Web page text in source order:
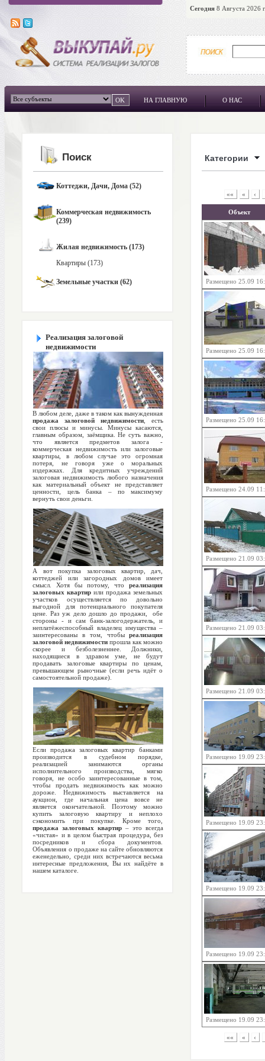
Сегодня 8 Августа 2026
НА ГЛАВНУЮ О НАС
Поиск
Коттеджи, Дачи, Дома (52)
Коммерческая недвижимость
(239)
Жилая недвижимость (173)
Квартиры (173)
Земельные участки (62)
Реализация залоговой
недвижимости
В любом деле, даже в таком как вынужденная
продажа залоговой недвижимости, есть
свои плюсы и минусы. Минусы касаются,
главным образом, заёмщика. Не суть важно,
что является предметов залога -
коммерческая недвижимость или залоговые
квартиры, в любом случае это огромная
потеря, не говоря уже о моральных
издержках. Для кредитных учреждений
залоговая недвижимость любого назначения
как материальный объект не представляет
ценности, цель банка – по максимуму
вернуть свои деньги.
А вот покупка залоговых квартир, дач,
коттеджей или загородных домов имеет
смысл. Хотя бы потому, чтореализация
залоговых квартир или продажа земельных
участков осуществляется по довольно
выгодной для потенциального покупателя
цене. Раз уж дело дошло до продажи, обе
стороны - и сам банк-залогодержатель, и
неплатёжеспособный владелец имущества –
заинтересованы в том, чтобыреализация
залоговой недвижимости прошла как можно
скорее и безболезненнее. Должники,
находящиеся в здравом уме, не будут
продавать залоговые квартиры по ценам,
превышающем рыночные (если речь идёт о
самостоятельной продаже).
Если продажа залоговых квартир банками
производится в судебном порядке,
реализацией занимаются органы
исполнительного производства, мягко
говоря, не особо заинтересованные в том,
чтобы продать недвижимость как можно
дороже. Недвижимость выставляется на
аукцион, где начальная цена вовсе не
является окончательной. Поэтому можно
купить залоговую квартиру и неплохо
сэкономить при покупке. Кроме того,
продажа залоговых квартир – это всегда
«чистая» и в целом быстрая процедура, без
посредников и сбора документов.
Объявления о продаже на сайте обновляются
еженедельно, среди них встречаются весьма
интересные предложения, Вы их найдёте в
нашем каталоге.
Категории
«« « ‹
Объект
Размещено 25.09
Размещено 25.09
Размещено 25.09
Размещено 24.09
Размещено 21.09
Размещено 21.09
Размещено 21.09
Размещено 19.09
Размещено 19.09
Размещено 19.09
Размещено 19.09
Размещено 19.09
«« « ‹